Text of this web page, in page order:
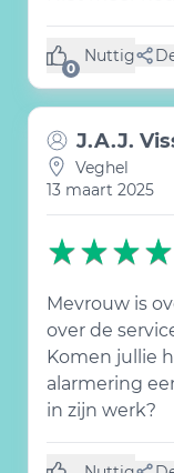
0
Nuttig
(0 like)
J.A.J.
Veghel
13 maart 2025
Mevrouw is
over de
Komen jullie
alarmering
in zijn werk?